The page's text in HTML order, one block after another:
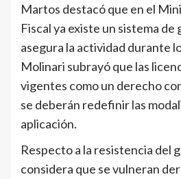
Martos destacó que en el
Fiscal ya existe un sistema de
asegura la actividad durante
Molinari subrayó que las
vigentes como un derecho
se deberán redefinir las
aplicación.
Respecto a la resistencia del
considera que se vulneran